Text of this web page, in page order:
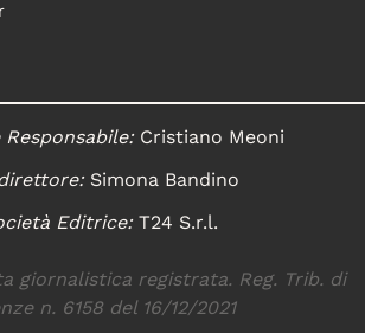
Cristiano Meoni
Simona Bandino
Editrice:T24 S.r.l.
giornalistica registrata. Reg. Trib. di
n. 6158 del 16/12/2021